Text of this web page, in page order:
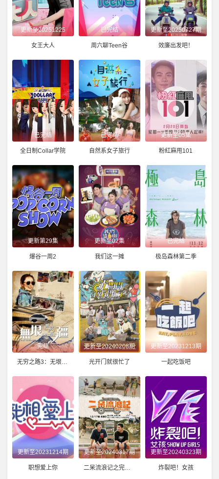
更新至20251225
女王大人
已完结
周六聊Teen谷
更新至20250727期
效廉出发吧！
已完结
全日制Collar学院
已完结
自然系女子旅行
更新至05集
粉紅麻甩101
更新第29集
爆谷一周2
更新至02集
我们这一摊
已完结
极岛森林第二季
完结
无穷之路3：无垠之疆粤语版
更新至20240208期
光开门就很忙了
更新至20231213期
一起吃饭吧
更新至20231214期
职想爱上你
更新至20240317期
二呆流浪记之完全大人手册
更新至20240323期
炸裂吧！女孩